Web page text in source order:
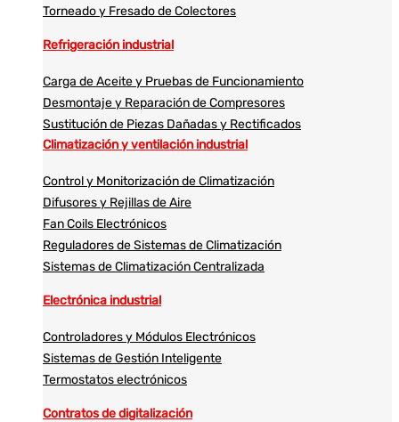
Torneado y Fresado de Colectores
Refrigeración industrial
Carga de Aceite y Pruebas de Funcionamiento
Desmontaje y Reparación de Compresores
Sustitución de Piezas Dañadas y Rectificados
Climatización y ventilación industrial
Control y Monitorización de Climatización
Difusores y Rejillas de Aire
Fan Coils Electrónicos
Reguladores de Sistemas de Climatización
Sistemas de Climatización Centralizada
Electrónica industrial
Controladores y Módulos Electrónicos
Sistemas de Gestión Inteligente
Termostatos electrónicos
Contratos de digitalización